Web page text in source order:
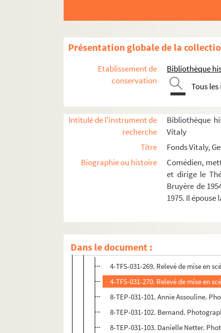
Présentation globale de la
Etablissement de
conservation
Bibliothèque
Tous
Intitulé de l'instrument de
recherche
Bibliothèque
Vitaly
Titre
Fonds Vitaly,
Biographie ou histoire
Comédien,
et dirige le
Bruyère de
1975. Il épouse
Dans le document :
Les frères Karamazov (1972)
Le barbier de Séville (1974)
Ubu Roi (1974)
Quoat-Quoat (1977)
Punck et punck et colegram (1978)
Série blême (1979)
Le roi des balcons (1980)
Le merveilleux complet couleur
Faut pas faire cela tout seul, David
Un parfum de miel (1982)
Le mal court (septembre 1982)
4-TFS-031-269. Relevé de mise en
4-TFS-031-270. Relevé de mise en
8-TEP-031-101. Annie Assouline.
8-TEP-031-102. Bernand.
8-TEP-031-103. Danielle Netter.